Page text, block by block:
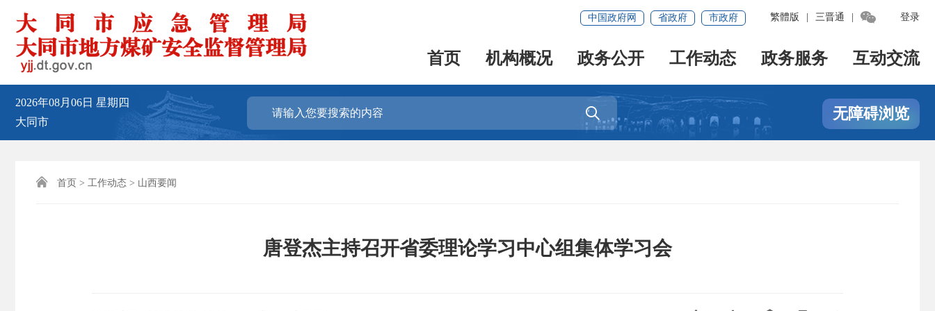
登录
繁體版 三晋通 
中国政府网 省政府 市政府
首页 机构概况 政务公开 工作动态 政务服务 互动交流
2026年08月06日 星期四
大同市
 无障碍浏览
 首页 > 工作动态 > 山西要闻
唐登杰主持召开省委理论学习中心组集体学习会